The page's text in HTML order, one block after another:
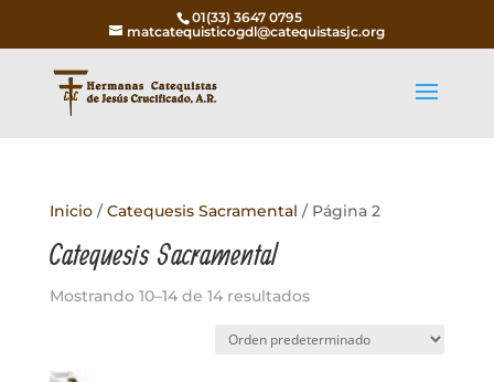
01(33) 3647 0795
matcatequisticogdl@catequistasjc.org
Inicio/Catequesis Sacramental / Página 2
Catequesis Sacramental
Mostrando 10–14 de 14 resultados